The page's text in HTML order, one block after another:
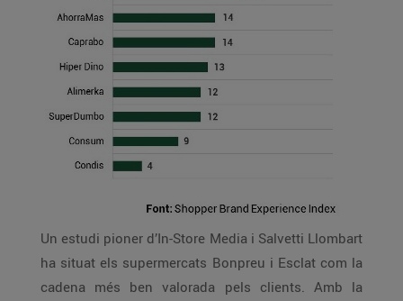
Un estudi pioner d’In-Store Media i Salvetti Llombart
ha situat els supermercats Bonpreu i Esclat com la
cadena més ben valorada pels clients. Amb la